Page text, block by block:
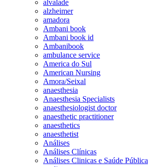
alvalade
alzheimer
amadora
Ambani book
Ambani book id
Ambanibook
ambulance service
America do Sul
American Nursing
Amora/Seixal
anaesthesia
Anaesthesia Specialists
anaesthesiologist doctor
anaesthetic practitioner
anaesthetics
anaesthetist
Análises
Análises Clínicas
Análises Clinicas e Saúde Pública